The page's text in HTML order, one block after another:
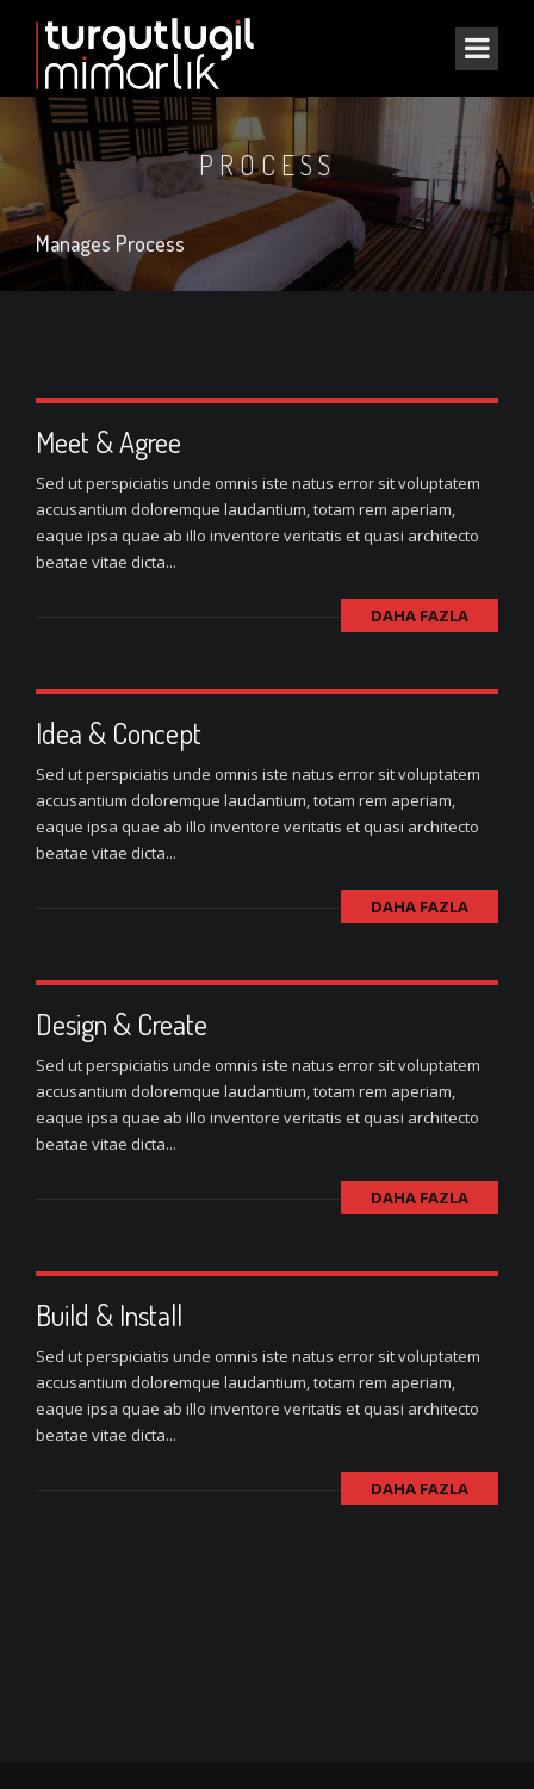
PROCESS
Manages Process
Meet & Agree
Sed ut perspiciatis unde omnis iste natus error sit voluptatem
accusantium doloremque laudantium, totam rem aperiam,
eaque ipsa quae ab illo inventore veritatis et quasi architecto
beatae vitae dicta...
DAHA FAZLA
Idea & Concept
Sed ut perspiciatis unde omnis iste natus error sit voluptatem
accusantium doloremque laudantium, totam rem aperiam,
eaque ipsa quae ab illo inventore veritatis et quasi architecto
beatae vitae dicta...
DAHA FAZLA
Design & Create
Sed ut perspiciatis unde omnis iste natus error sit voluptatem
accusantium doloremque laudantium, totam rem aperiam,
eaque ipsa quae ab illo inventore veritatis et quasi architecto
beatae vitae dicta...
DAHA FAZLA
Build & Install
Sed ut perspiciatis unde omnis iste natus error sit voluptatem
accusantium doloremque laudantium, totam rem aperiam,
eaque ipsa quae ab illo inventore veritatis et quasi architecto
beatae vitae dicta...
DAHA FAZLA